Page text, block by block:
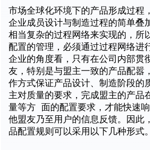
市场全球化环境下的产品形成过程
企业成员设计与制造过程的简单叠
相当复杂的过程网络来实现的，所
配置的管理，必须通过过程网络进
企业的角度看，只有在公司内部贯
友，特别是与盟主一致的产品配嚣
作方式保证产品设计、制造阶段的
主对质量的要求，完成盟主的产品
量等方 面的配置要求，才能快速
他盟友乃至用户的信息反馈。因此
品配置规则可以采用以下几种形式。